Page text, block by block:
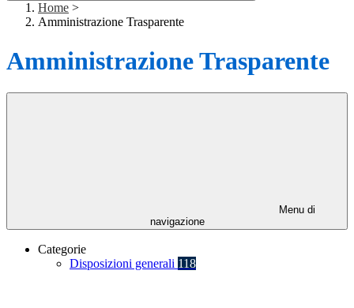
Home >
Amministrazione Trasparente
Amministrazione Trasparente
Menu di
navigazione
Categorie
Disposizioni generali 118